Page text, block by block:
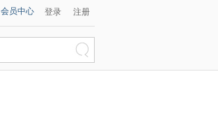
会员中心 登录 注册